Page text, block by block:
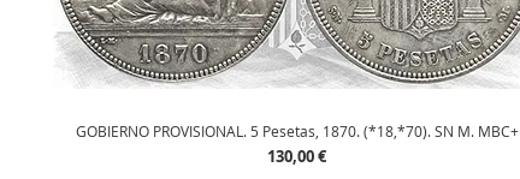
Vista rápida
GOBIERNO PROVISIONAL. 5 Pesetas, 1870. (*18,*70). SN M. MBC+
Precio
130,00 €